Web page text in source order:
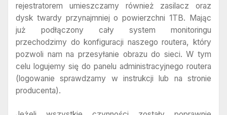
rejestratorem umieszczamy również zasilacz oraz
dysk twardy przynajmniej o powierzchni 1TB. Mając
już podłączony cały system monitoringu
przechodzimy do konfiguracji naszego routera, który
pozwoli nam na przesyłanie obrazu do sieci. W tym
celu logujemy się do panelu administracyjnego routera
(logowanie sprawdzamy w instrukcji lub na stronie
producenta).